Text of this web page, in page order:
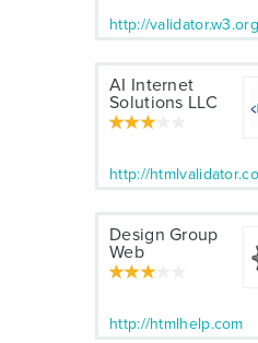
http://validator.w3.org
AI Internet
Solutions LLC
http://
Design Group
Web
http://htmlhelp.com